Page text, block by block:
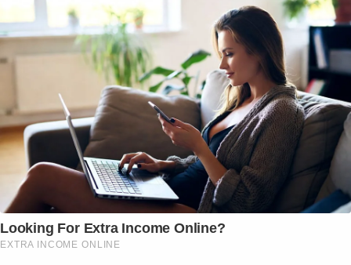
Looking For Extra Income Online?
EXTRA INCOME ONLINE